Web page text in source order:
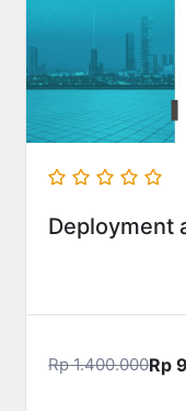
Deployment
Rp1.400.000Rp